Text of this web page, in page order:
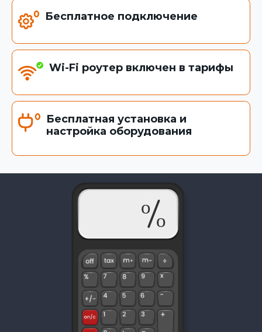
Бесплатное подключение
Wi-Fi роутер включен в тарифы
Бесплатная установка и
настройка оборудования